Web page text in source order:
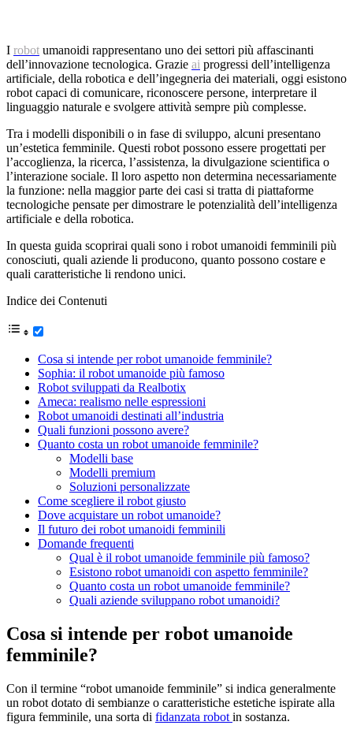
I robot umanoidi rappresentano uno dei settori più affascinanti
dell’innovazione tecnologica. Grazie ai progressi dell’intelligenza
artificiale, della robotica e dell’ingegneria dei materiali, oggi esistono
robot capaci di comunicare, riconoscere persone, interpretare il
linguaggio naturale e svolgere attività sempre più complesse.
Tra i modelli disponibili o in fase di sviluppo, alcuni presentano
un’estetica femminile. Questi robot possono essere progettati per
l’accoglienza, la ricerca, l’assistenza, la divulgazione scientifica o
l’interazione sociale. Il loro aspetto non determina necessariamente
la funzione: nella maggior parte dei casi si tratta di piattaforme
tecnologiche pensate per dimostrare le potenzialità dell’intelligenza
artificiale e della robotica.
In questa guida scoprirai quali sono i robot umanoidi femminili più
conosciuti, quali aziende li producono, quanto possono costare e
quali caratteristiche li rendono unici.
Indice dei Contenuti
Cosa si intende per robot umanoide femminile?
Sophia: il robot umanoide più famoso
Robot sviluppati da Realbotix
Ameca: realismo nelle espressioni
Robot umanoidi destinati all’industria
Quali funzioni possono avere?
Quanto costa un robot umanoide femminile?
Modelli base
Modelli premium
Soluzioni personalizzate
Come scegliere il robot giusto
Dove acquistare un robot umanoide?
Il futuro dei robot umanoidi femminili
Domande frequenti
Qual è il robot umanoide femminile più famoso?
Esistono robot umanoidi con aspetto femminile?
Quanto costa un robot umanoide femminile?
Quali aziende sviluppano robot umanoidi?
Cosa si intende per robot umanoide
femminile?
Con il termine “robot umanoide femminile” si indica generalmente
un robot dotato di sembianze o caratteristiche estetiche ispirate alla
figura femminile, una sorta di fidanzata robot in sostanza.